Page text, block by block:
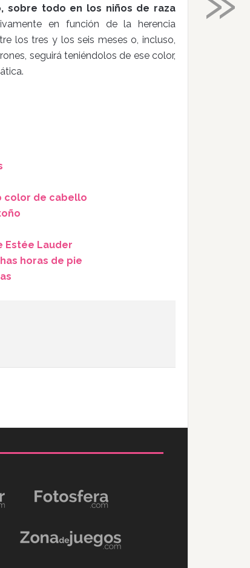
sobre todo en los niños de raza
en función de la herencia
los tres y los seis meses o, incluso,
seguirá teniéndolos de ese color,
color de cabello
Estée Lauder
horas de pie